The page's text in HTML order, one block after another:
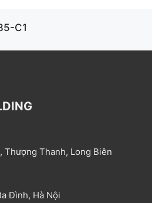
C1
Thượng Thanh, Long Biên
Đình, Hà Nội